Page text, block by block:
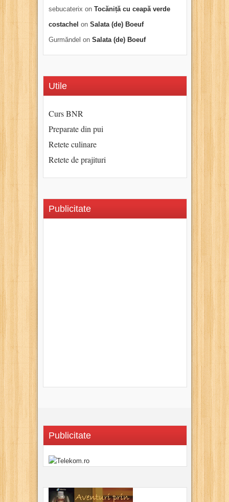
sebucaterix on Tocăniță cu ceapă verde
costachel on Salata (de) Boeuf
Gurmăndel on Salata (de) Boeuf
Utile
Curs BNR
Preparate din pui
Retete culinare
Retete de prajituri
Publicitate
Publicitate